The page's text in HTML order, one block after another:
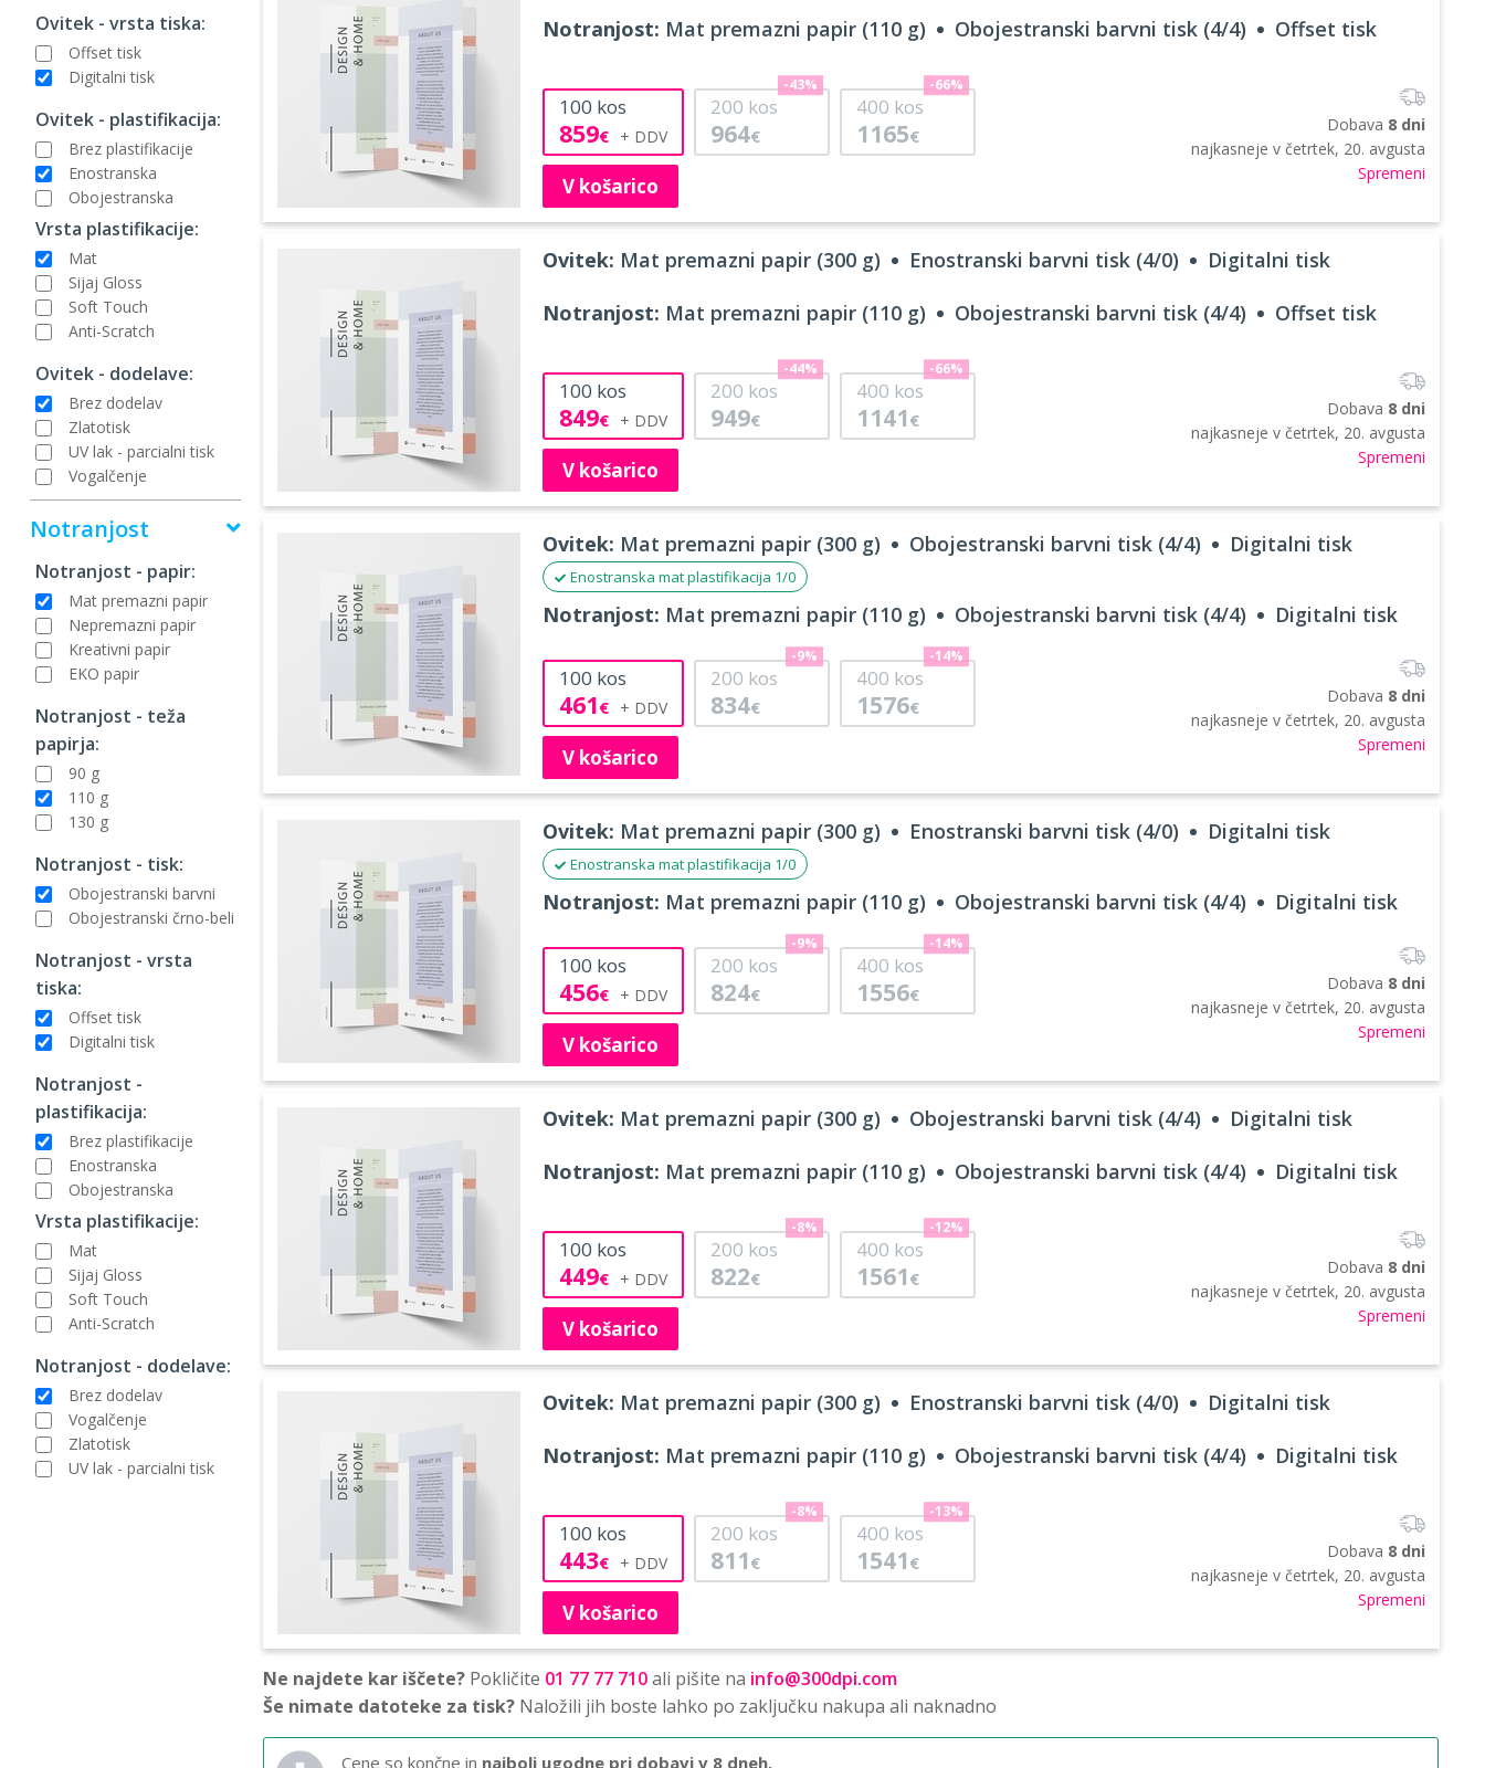
Ovitek - vrsta tiska:
Offset tisk
Digitalni tisk
Ovitek - plastifikacija:
Brez plastifikacije
Enostranska
Obojestranska
Vrsta plastifikacije:
Mat
Sijaj Gloss
Soft Touch
Anti-Scratch
Ovitek - dodelave:
Brez dodelav
Zlatotisk
UV lak - parcialni tisk
Vogalčenje
Notranjost
Notranjost - papir:
Mat premazni papir
Nepremazni papir
Kreativni papir
EKO papir
Notranjost - teža
papirja:
90 g
110 g
130 g
Notranjost - tisk:
Obojestranski barvni
Obojestranski črno-beli
Notranjost - vrsta
tiska:
Offset tisk
Digitalni tisk
Notranjost -
plastifikacija:
Brez plastifikacije
Enostranska
Obojestranska
Vrsta plastifikacije:
Mat
Sijaj Gloss
Soft Touch
Anti-Scratch
Notranjost - dodelave:
Brez dodelav
Vogalčenje
Zlatotisk
UV lak - parcialni tisk
Notranjost: Mat premazni papir (110 g) Obojestranski barvni tisk (4/4) Offset tisk
100 kos
859€
200 kos
964€
-43%
400 kos
1165€
-66%
V košarico
Dobava 8 dni
najkasneje v četrtek, 20. avgusta
Spremeni
Ovitek: Mat premazni papir (300 g) Enostranski barvni tisk (4/0) Digitalni tisk
Notranjost: Mat premazni papir (110 g) Obojestranski barvni tisk (4/4) Offset tisk
100 kos
849€
200 kos
949€
-44%
400 kos
1141 €
-66%
V košarico
Dobava 8 dni
najkasneje v četrtek, 20. avgusta
Spremeni
Ovitek: Mat premazni papir (300 g) Obojestranski barvni tisk (4/4) Digitalni tisk
Enostranska mat plastifikacija 1/0
Notranjost: Mat premazni papir (110 g) Obojestranski barvni tisk (4/4) Digitalni tisk
100 kos
461€
200 kos
834€
-9%
400 kos
1576€
-14%
V košarico
Dobava 8 dni
najkasneje v četrtek, 20. avgusta
Spremeni
Ovitek: Mat premazni papir (300 g) Enostranski barvni tisk (4/0) Digitalni tisk
Enostranska mat plastifikacija 1/0
Notranjost: Mat premazni papir (110 g) Obojestranski barvni tisk (4/4) Digitalni tisk
100 kos
456€
200 kos
824€
-9%
400 kos
1556€
-14%
V košarico
Dobava 8 dni
najkasneje v četrtek, 20. avgusta
Spremeni
Ovitek: Mat premazni papir (300 g) Obojestranski barvni tisk (4/4) Digitalni tisk
Notranjost: Mat premazni papir (110 g) Obojestranski barvni tisk (4/4) Digitalni tisk
100 kos
449€
200 kos
822€
-8%
400 kos
1561 €
-12%
V košarico
Dobava 8 dni
najkasneje v četrtek, 20. avgusta
Spremeni
Ovitek: Mat premazni papir (300 g) Enostranski barvni tisk (4/0) Digitalni tisk
Notranjost: Mat premazni papir (110 g) Obojestranski barvni tisk (4/4) Digitalni tisk
100 kos
443€
200 kos
811 €
-8%
400 kos
1541 €
-13%
V košarico
Dobava 8 dni
najkasneje v četrtek, 20. avgusta
Spremeni
Ne najdete kar iščete? Pokličite 01 77 77 710ali pišite na info@300dpi.com
Še nimate datoteke za tisk? Naložili jih boste lahko po zaključku nakupa ali naknadno
Cene so končne in najbolj ugodne pri dobavi v 8 dneh.